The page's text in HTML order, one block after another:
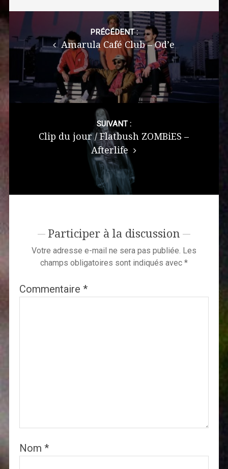
Post
navigation
PRÉCÉDENT :
Amarula Café Club – Od’e
SUIVANT :
Clip du jour / Flatbush ZOMBiES –
Afterlife
Participer à la discussion
Votre adresse e-mail ne sera pas publiée. Les
champs obligatoires sont indiqués avec *
Commentaire *
Nom *